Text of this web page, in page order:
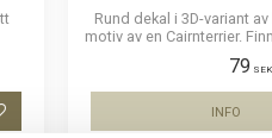
till i favoriter
Rund dekal i 3D-variant
motiv av en Cairnterrier.
79 SEK
INFO